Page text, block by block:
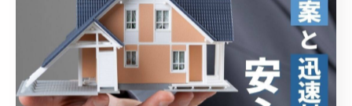
空き家のドットコム活用事例を紹介
近年、「空き家のドットコム」などの空き家専門プラッ